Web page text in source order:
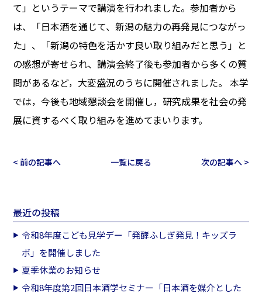
て」というテーマで講演を行われました。参加者から
は、「日本酒を通じて、新潟の魅力の再発見につながっ
た」、「新潟の特色を活かす良い取り組みだと思う」と
の感想が寄せられ、講演会終了後も参加者から多くの質
問があるなど，大変盛況のうちに開催されました。 本学
では，今後も地域懇談会を開催し，研究成果を社会の発
展に資するべく取り組みを進めてまいります。
< 前の記事へ 一覧に戻る 次の記事へ >
最近の投稿
令和8年度こども見学デー「発酵ふしぎ発見！キッズラ
ボ」を開催しました
夏季休業のお知らせ
令和8年度第2回日本酒学セミナー「日本酒を媒介とした